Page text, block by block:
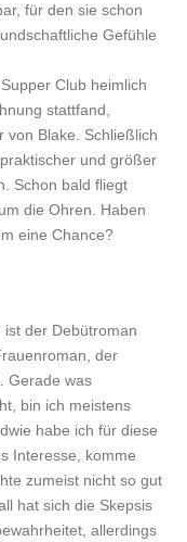
für den sie schon
Gefühle
Club heimlich
stattfand,
von Blake. Schließlich
und größer
Schon bald fliegt
die Ohren. Haben
eine Chance?
ist der Debütroman
der
Gerade was
bin ich meistens
habe ich für diese
Interesse, komme
zumeist nicht so gut
hat sich die Skepsis
allerdings